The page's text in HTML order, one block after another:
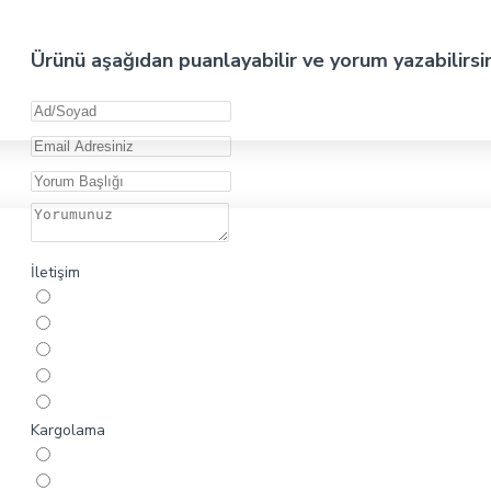
Ürünü aşağıdan puanlayabilir ve yorum
İletişim
Kargolama